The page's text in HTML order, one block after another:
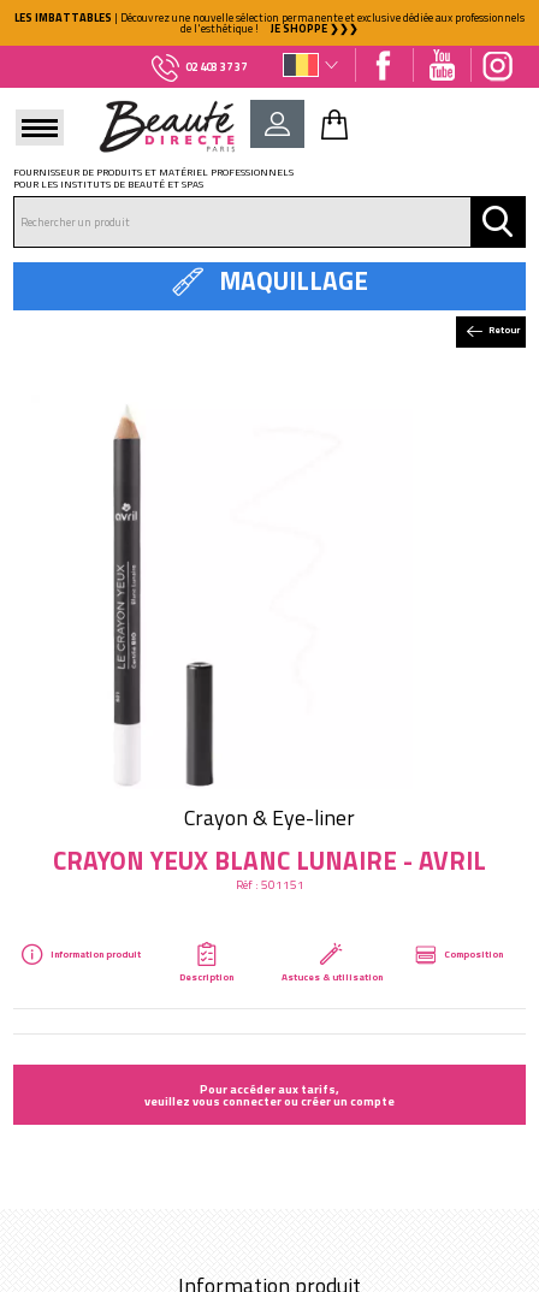
LES IMBATTABLES | Découvrez une nouvelle sélection permanente et exclusive dédiée aux professionnels
de l'esthétique ! JE SHOPPE ❯❯❯
02 403 37 37
FOURNISSEUR DE PRODUITS ET MATÉRIEL PROFESSIONNELS
POUR LES INSTITUTS DE BEAUTÉ ET SPAS
Retour
MAQUILLAGE
Crayon & Eye-liner
CRAYON YEUX BLANC LUNAIRE - AVRIL
Réf :501151
Information produit
Description
Astuces & utilisation
Composition
Pour accéder aux tarifs,
veuillez vous connecter ou créer un compte